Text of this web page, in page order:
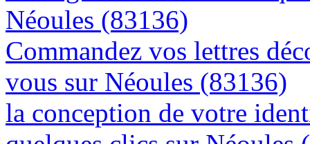
Néoules (83136)
Commandez vos lettres
vous sur Néoules (83136)
la conception de votre